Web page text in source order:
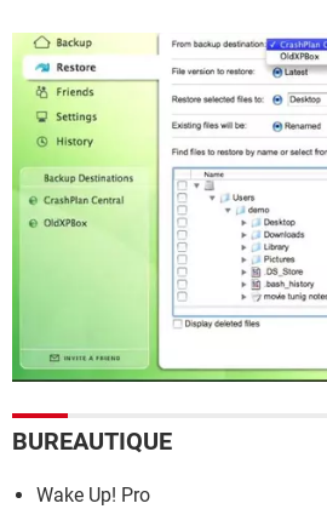
BUREAUTIQUE
Wake Up! Pro